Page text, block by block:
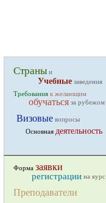
Страны и
Учебные заведения
Требования к желающим
обучаться за рубежом
Визовые вопросы
Основная деятельность
Форма заявки
регистрации на курс
Преподаватели